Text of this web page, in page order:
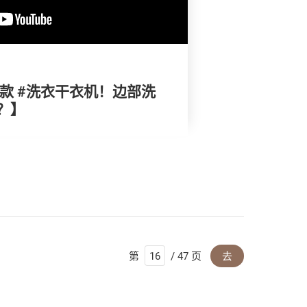
#洗衣干衣机！边部洗
第 / 47 页 去